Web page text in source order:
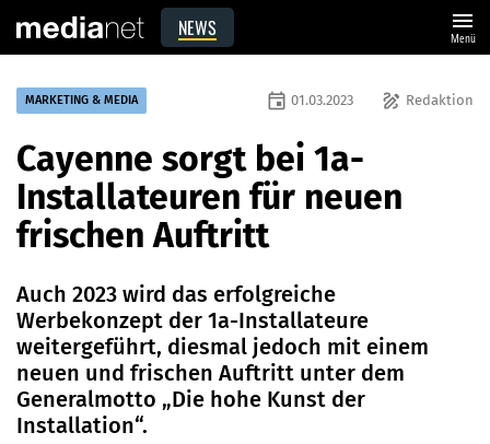
NEWS menu
Menü
MARKETING & MEDIA draw Redaktion
event 01.03.2023
Cayenne sorgt bei 1a-
Installateuren für neuen
frischen Auftritt
Auch 2023 wird das erfolgreiche
Werbekonzept der 1a-Installateure
weitergeführt, diesmal jedoch mit einem
neuen und frischen Auftritt unter dem
Generalmotto „Die hohe Kunst der
Installation“.